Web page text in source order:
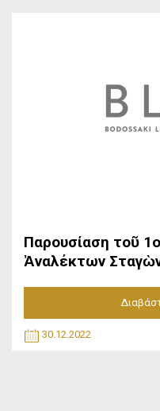
Παρουσίαση τοῦ
Ἀναλέκτων
30.12.2022